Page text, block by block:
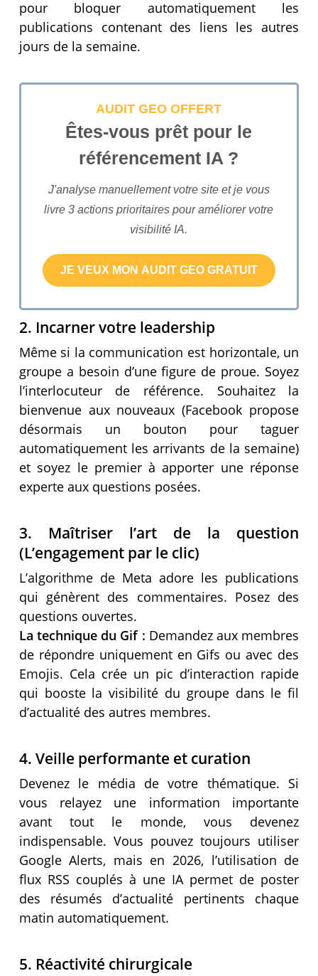
pour bloquer automatiquement les
publications contenant des liens les autres
jours de la semaine.
AUDIT GEO OFFERT
Êtes-vous prêt pour le
référencement IA ?
J'analyse manuellement votre site et je vous
livre 3 actions prioritaires pour améliorer votre
visibilité IA.
2. Incarner votre leadership
Même si la communication est horizontale, un
groupe a besoin d’une figure de proue. Soyez
l’interlocuteur de référence. Souhaitez la
bienvenue aux nouveaux (Facebook propose
désormais un bouton pour taguer
automatiquement les arrivants de la semaine)
et soyez le premier à apporter une réponse
experte aux questions posées.
3. Maîtriser l’art de la question
(L’engagement par le clic)
L’algorithme de Meta adore les publications
qui génèrent des commentaires. Posez des
questions ouvertes.
La technique du Gif : Demandez aux membres
de répondre uniquement en Gifs ou avec des
Emojis. Cela crée un pic d’interaction rapide
qui booste la visibilité du groupe dans le fil
d’actualité des autres membres.
4. Veille performante et curation
Devenez le média de votre thématique. Si
vous relayez une information importante
avant tout le monde, vous devenez
indispensable. Vous pouvez toujours utiliser
Google Alerts, mais en 2026, l’utilisation de
flux RSS couplés à une IA permet de poster
des résumés d’actualité pertinents chaque
matin automatiquement.
5. Réactivité chirurgicale